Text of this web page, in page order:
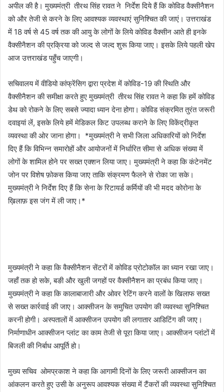
अपील की है। मुख्यमंत्री तीरथ सिंह रावत ने निर्देश दिये हैं कि कोविड वैक्सीनैशन
को और तेजी से करने के लिए आवश्यक व्यवस्थाएं सुनिश्चित की जाएं। उत्तराखंड
में 18 वर्ष से 45 वर्ष तक की आयु के लोगों के लिये कोविड वैक्सीन आते ही इनके
वैक्सीनैशन की प्रक्रिया को जल्द से जल्द शुरू किया जाए। इसके लिये पहली खेप
आज उत्तराखंड पहुँच जाएगी।
सचिवालय में वीडियो कांफ्रेंसिग द्वारा प्रदेश में कोविड-19 की स्थिति और
वैक्सीनैशन की समीक्षा करते हुए मुख्यमंत्री तीरथ सिंह रावत ने कहा कि हमें कोविड
डेथ को रोकने के लिए सबसे ज्यादा ध्यान देना होगा। कोविड संक्रमित तुरंत जरूरी
दवाइयां लें, इसके लिये हमें मेडिकल किट उपलब्ध कराने के लिए विकेंद्रीकृत
व्यवस्था की ओर जाना होगा। *मुख्यमंत्री ने सभी जिला अधिकारियों को निर्देश
दिए हैं कि विभिन्न समारोहों और आयोजनों में निर्धारित सीमा से अधिक संख्या में
लोगों के शामिल होने पर सख्त एक्शन लिया जाए। मुख्यमंत्री ने कहा कि कंटेनमेंट
जोन पर विशेष फ़ोकस किया जाए ताकि संक्रमण फैलने से रोका जा सके।
मुख्यमंत्री ने निर्देश दिए हैं कि सेना के रिटायर्ड कर्मियों की भी मदद कोरोना के
ख़िलाफ़ इस जंग में ली जाए।*
मुख्यमंत्री ने कहा कि वैक्सीनैशन सेंटरों में कोविड प्रोटोकॉल का ध्यान रखा जाए।
जहाँ तक हो सके, बङी और खुली जगहों पर वैक्सीनैशन का प्रबंध किया जाए।
मुख्यमंत्री ने कहा कि कालाबाजारी और ओवर रेटिंग करने वालों के खिलाफ सख्त
से सख्त कार्रवाई की जाए। आक्सीजन के समुचित उपयोग की व्यवस्था सुनिश्चित
करनी होगी। अस्पतालों में आक्सीजन उपयोग की लगातार आडिटिंग की जाए।
निर्माणाधीन आक्सीजन प्लांट का काम तेजी से पूरा किया जाए। आक्सीजन प्लांटों में
बिजली की निर्बाध आपूर्ति हो।
मुख्य सचिव ओमप्रकाश ने कहा कि आगामी दिनों के लिए जरूरी आक्सीजन का
आंकलन करते हुए उसी के अनुरूप आवश्यक संख्या में टैंकरों की व्यवस्था सुनिश्चित